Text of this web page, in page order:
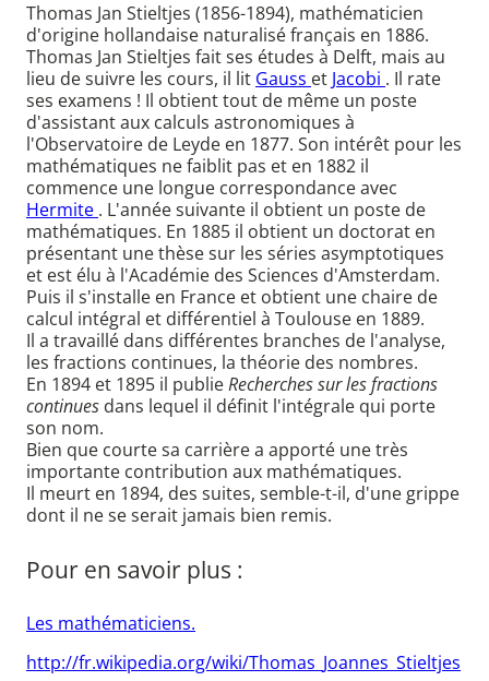
Thomas Jan Stieltjes (1856-1894), mathématicien
d'origine hollandaise naturalisé français en 1886.
Thomas Jan Stieltjes fait ses études à Delft, mais au
lieu de suivre les cours, il lit Gauss et Jacobi . Il rate
ses examens ! Il obtient tout de même un poste
d'assistant aux calculs astronomiques à
l'Observatoire de Leyde en 1877. Son intérêt pour les
mathématiques ne faiblit pas et en 1882 il
commence une longue correspondance avec
Hermite . L'année suivante il obtient un poste de
mathématiques. En 1885 il obtient un doctorat en
présentant une thèse sur les séries asymptotiques
et est élu à l'Académie des Sciences d'Amsterdam.
Puis il s'installe en France et obtient une chaire de
calcul intégral et différentiel à Toulouse en 1889.
Il a travaillé dans différentes branches de l'analyse,
les fractions continues, la théorie des nombres.
En 1894 et 1895 il publieRecherches sur les fractions
continues dans lequel il définit l'intégrale qui porte
son nom.
Bien que courte sa carrière a apporté une très
importante contribution aux mathématiques.
Il meurt en 1894, des suites, semble-t-il, d'une grippe
dont il ne se serait jamais bien remis.
Pour en savoir plus :
Les mathématiciens.
http://fr.wikipedia.org/wiki/Thomas_Joannes_Stieltjes